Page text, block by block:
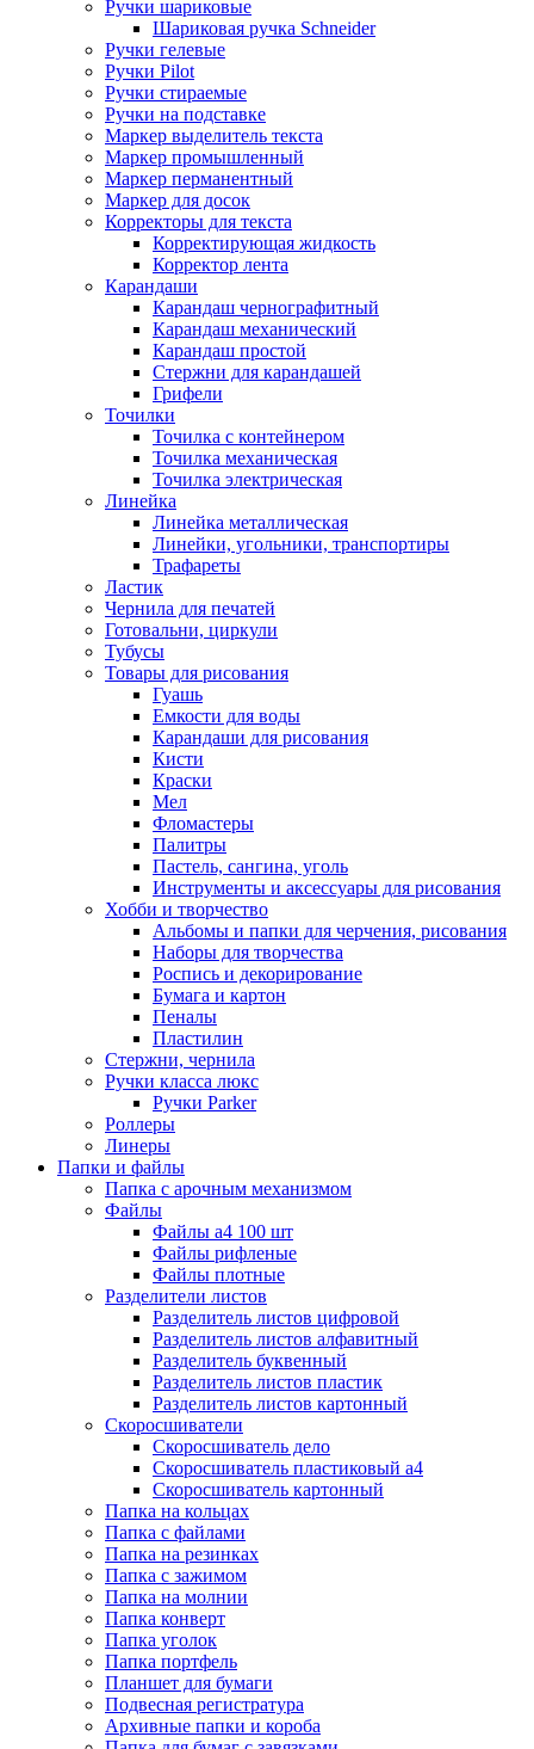
Ручки шариковые
Шариковая ручка Schneider
Ручки гелевые
Ручки Pilot
Ручки стираемые
Ручки на подставке
Маркер выделитель текста
Маркер промышленный
Маркер перманентный
Маркер для досок
Корректоры для текста
Корректирующая жидкость
Корректор лента
Карандаши
Карандаш чернографитный
Карандаш механический
Карандаш простой
Стержни для карандашей
Грифели
Точилки
Точилка с контейнером
Точилка механическая
Точилка электрическая
Линейка
Линейка металлическая
Линейки, угольники, транспортиры
Трафареты
Ластик
Чернила для печатей
Готовальни, циркули
Тубусы
Товары для рисования
Гуашь
Емкости для воды
Карандаши для рисования
Кисти
Краски
Мел
Фломастеры
Палитры
Пастель, сангина, уголь
Инструменты и аксессуары для рисования
Хобби и творчество
Альбомы и папки для черчения, рисования
Наборы для творчества
Роспись и декорирование
Бумага и картон
Пеналы
Пластилин
Стержни, чернила
Ручки класса люкс
Ручки Parker
Роллеры
Линеры
Папки и файлы
Папка с арочным механизмом
Файлы
Файлы а4 100 шт
Файлы рифленые
Файлы плотные
Разделители листов
Разделитель листов цифровой
Разделитель листов алфавитный
Разделитель буквенный
Разделитель листов пластик
Разделитель листов картонный
Скоросшиватели
Скоросшиватель дело
Скоросшиватель пластиковый а4
Скоросшиватель картонный
Папка на кольцах
Папка с файлами
Папка на резинках
Папка с зажимом
Папка на молнии
Папка конверт
Папка уголок
Папка портфель
Планшет для бумаги
Подвесная регистратура
Архивные папки и короба